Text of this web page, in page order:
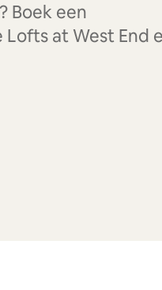
Boek een
at West End